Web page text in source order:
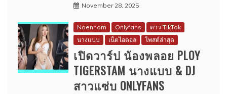
November 28, 2025
Noennom Onlyfans
ดาว TikTok
นางแบบ
เน็ตไอดอล โพสต์ล่าสุด
เปิดวาร์ป น้องพลอย PLOY
TIGERSTAM นางแบบ & DJ
สาวแซ่บ ONLYFANS